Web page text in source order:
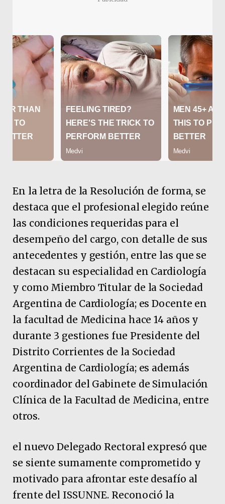
En la letra de la Resolución de forma, se
destaca que el profesional elegido reúne
las condiciones requeridas para el
desempeño del cargo, con detalle de sus
antecedentes y gestión, entre las que se
destacan su especialidad en Cardiología
y como Miembro Titular de la Sociedad
Argentina de Cardiología; es Docente en
la facultad de Medicina hace 14 años y
durante 3 gestiones fue Presidente del
Distrito Corrientes de la Sociedad
Argentina de Cardiología; es además
coordinador del Gabinete de Simulación
Clínica de la Facultad de Medicina, entre
otros.
el nuevo Delegado Rectoral expresó que
se siente sumamente comprometido y
motivado para afrontar este desafío al
frente del ISSUNNE. Reconoció la